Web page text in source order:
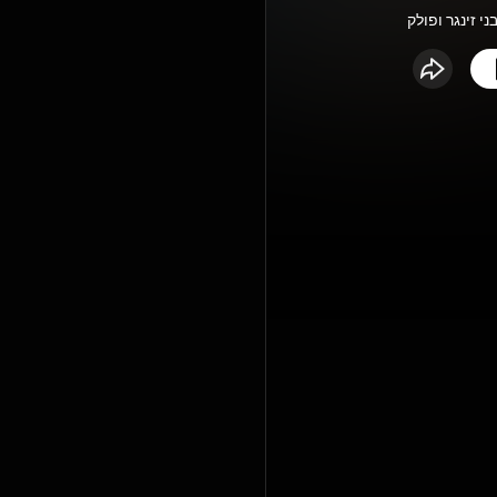
זינגר ופולק